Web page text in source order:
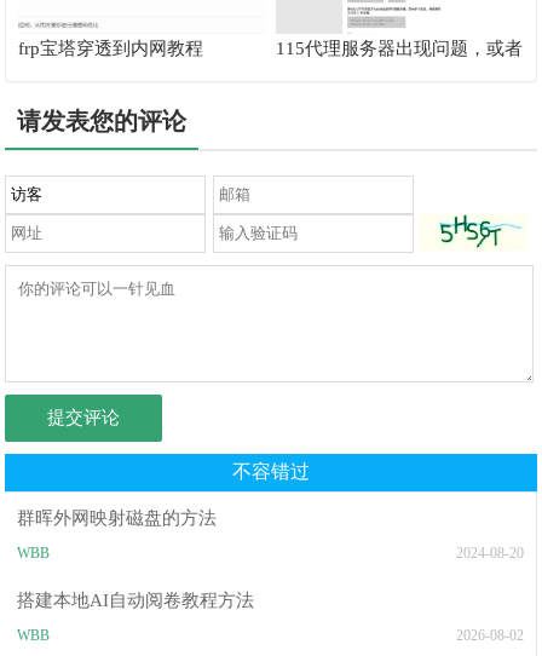
frp宝塔穿透到内网教程
115代理服务器出现问题，或者
请发表您的评论
提交评论
不容错过
群晖外网映射磁盘的方法
WBB 2024-08-20
搭建本地AI自动阅卷教程方法
WBB 2026-08-02